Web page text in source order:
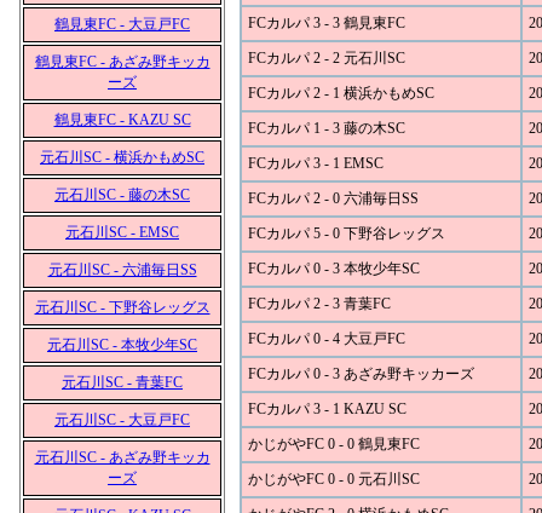
鶴見東FC - 大豆戸FC
鶴見東FC - あざみ野キッカ
ーズ
鶴見東FC - KAZU SC
元石川SC - 横浜かもめSC
元石川SC - 藤の木SC
元石川SC - EMSC
元石川SC - 六浦毎日SS
元石川SC - 下野谷レッグス
元石川SC - 本牧少年SC
元石川SC - 青葉FC
元石川SC - 大豆戸FC
元石川SC - あざみ野キッカ
ーズ
FCカルパ 3 - 3 鶴見東FC
FCカルパ 2 - 2 元石川SC
FCカルパ 2 - 1 横浜かもめSC
FCカルパ 1 - 3 藤の木SC
FCカルパ 3 - 1 EMSC
FCカルパ 2 - 0 六浦毎日SS
FCカルパ 5 - 0 下野谷レッグス
FCカルパ 0 - 3 本牧少年SC
FCカルパ 2 - 3 青葉FC
FCカルパ 0 - 4 大豆戸FC
FCカルパ 0 - 3 あざみ野キッカーズ
FCカルパ 3 - 1 KAZU SC
かじがやFC 0 - 0 鶴見東FC
かじがやFC 0 - 0 元石川SC